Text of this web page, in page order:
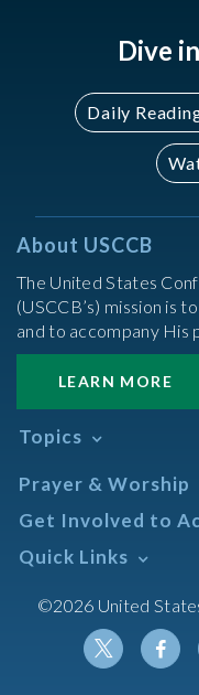
Dive
Daily
About USCCB
The United States
(USCCB’s) mission is
and to accompany His
LEARN MORE
Topics
Africa
African American
Annual Report
Asian/Pacific Islander
Assisted Suicide
Prayer & Worship
Daily Readings Calendar
Search Mass Times
Prayer
Sacraments
Get Involved to
Take Action
Meetings & Events
Quick Links
Resources
Calendars
Newsletter Signup
©2026 United